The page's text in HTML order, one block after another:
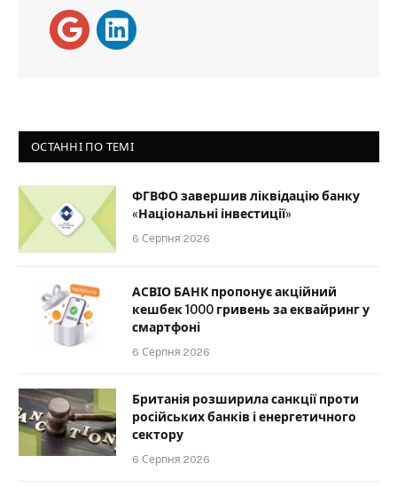
ОСТАННІ ПО ТЕМІ
ФГВФО завершив ліквідацію банку
«Національні інвестиції»
6 Серпня 2026
АСВІО БАНК пропонує акційний
кешбек 1000 гривень за еквайринг у
смартфоні
6 Серпня 2026
Британія розширила санкції проти
російських банків і енергетичного
сектору
6 Серпня 2026